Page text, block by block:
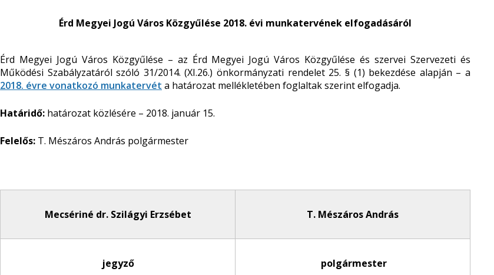
Érd Megyei Jogú Város Közgyűlése 2018. évi munkatervének elfogadásáról
Érd Megyei Jogú Város Közgyűlése – az Érd Megyei Jogú Város Közgyűlése és szervei Szervezeti és
Működési Szabályzatáról szóló 31/2014. (XI.26.) önkormányzati rendelet 25. § (1) bekezdése alapján – a
2018. évre vonatkozó munkatervét a határozat mellékletében foglaltak szerint elfogadja.
Határidő: határozat közlésére – 2018. január 15.
Felelős: T. Mészáros András polgármester
Mecsériné dr. Szilágyi Erzsébet T. Mészáros András
jegyző polgármester